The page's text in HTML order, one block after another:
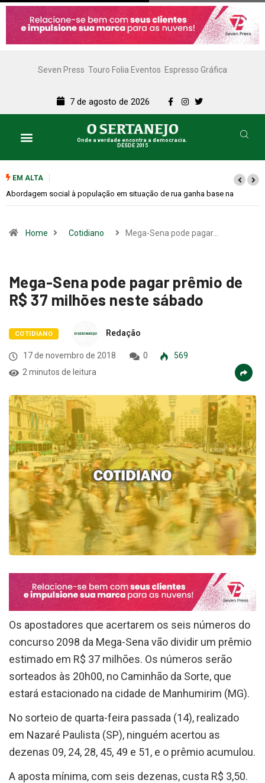
Seven Press Touro Folia Eventos Espresso Gráfica
7 de agosto de 2026
Onde a verdade encontra a democracia.
DESDE 2015
EM ALTA
Cemitérios terão horário especial e missas no Dia dos Pais
Home Cotidiano Mega-Sena pode pagar…
Mega-Sena pode pagar prêmio de
R$ 37 milhões neste sábado
COTIDIANO Redação
17 de novembro de 2018 0
569
2 minutos de leitura
Os apostadores que acertarem os seis números do
concurso 2098 da Mega-Sena vão dividir um prêmio
estimado em R$ 37 milhões. Os números serão
sorteados às 20h00, no Caminhão da Sorte, que
estará estacionado na cidade de Manhumirim (MG).
No sorteio de quarta-feira passada (14), realizado
em Nazaré Paulista (SP), ninguém acertou as
dezenas 09, 24, 28, 45, 49 e 51, e o prêmio acumulou.
A aposta mínima, com seis dezenas, custa R$ 3,50.